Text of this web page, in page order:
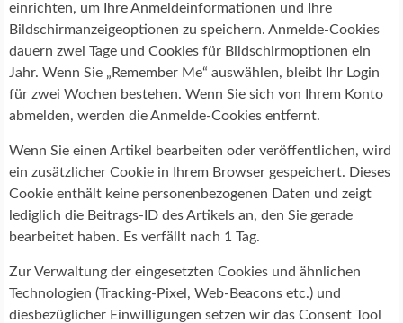
einrichten, um Ihre Anmeldeinformationen und Ihre
Bildschirmanzeigeoptionen zu speichern. Anmelde-Cookies
dauern zwei Tage und Cookies für Bildschirmoptionen ein
Jahr. Wenn Sie „Remember Me“ auswählen, bleibt Ihr Login
für zwei Wochen bestehen. Wenn Sie sich von Ihrem Konto
abmelden, werden die Anmelde-Cookies entfernt.
Wenn Sie einen Artikel bearbeiten oder veröffentlichen, wird
ein zusätzlicher Cookie in Ihrem Browser gespeichert. Dieses
Cookie enthält keine personenbezogenen Daten und zeigt
lediglich die Beitrags-ID des Artikels an, den Sie gerade
bearbeitet haben. Es verfällt nach 1 Tag.
Zur Verwaltung der eingesetzten Cookies und ähnlichen
Technologien (Tracking-Pixel, Web-Beacons etc.) und
diesbezüglicher Einwilligungen setzen wir das Consent Tool